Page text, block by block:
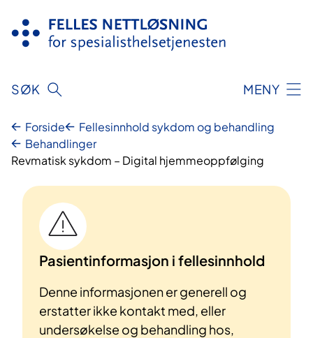
innhold
SØK MENY
Forside
Fellesinnhold sykdom og behandling
Behandlinger
Revmatisk sykdom – Digital hjemmeoppfølging
Pasientinformasjon i fellesinnhold
Denne informasjonen er generell og
erstatter ikke kontakt med, eller
undersøkelse og behandling hos,